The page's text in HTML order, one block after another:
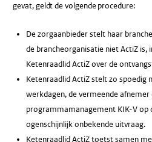
gevat, geldt de volgende procedure:
De zorgaanbieder stelt haar
de brancheorganisatie niet ActiZ
Ketenraadlid ActiZ over de
Ketenraadlid ActiZ stelt zo spoedig
werkdagen, de vermeende afnemer
programmamanagement KIK-V op
ogenschijnlijk onbekende uitvraag.
Ketenraadlid ActiZ toetst samen